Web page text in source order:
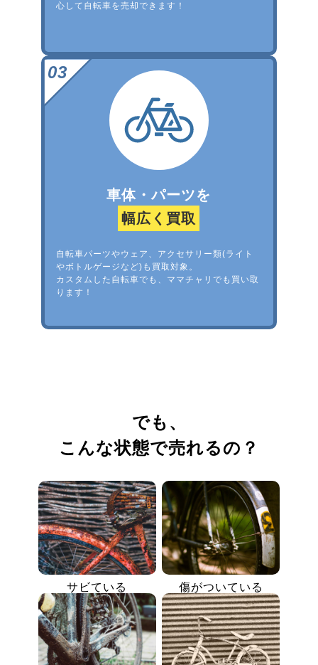
心して自転車を売却できます！
車体・パーツを
幅広く買取
自転車パーツやウェア、アクセサリー類(ライト
やボトルゲージなど)も買取対象。
カスタムした自転車でも、ママチャリでも買い取
ります！
でも、
こんな状態で売れるの？
サビている 傷がついている